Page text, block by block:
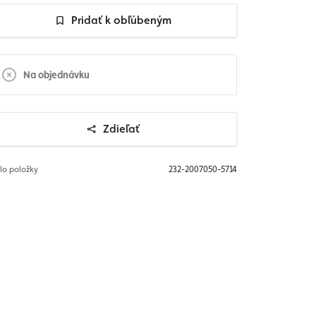
Pridať k obľúbeným
Na objednávku
Zdieľať
položky 232-2007050-5714